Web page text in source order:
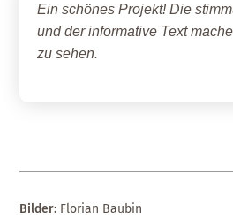
Ein schönes Projekt! Die
und der informative Text
zu sehen.
Bilder: Florian Baubin